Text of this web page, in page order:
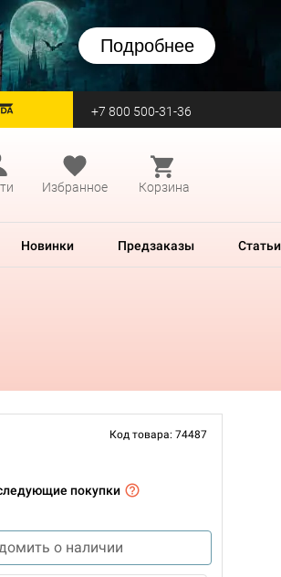
Подробнее
перейти на Zvezda +7 800 500-31-36
Избранное Корзина
Новинки Предзаказы Статьи
Код товара: 74487
покупки
о наличии